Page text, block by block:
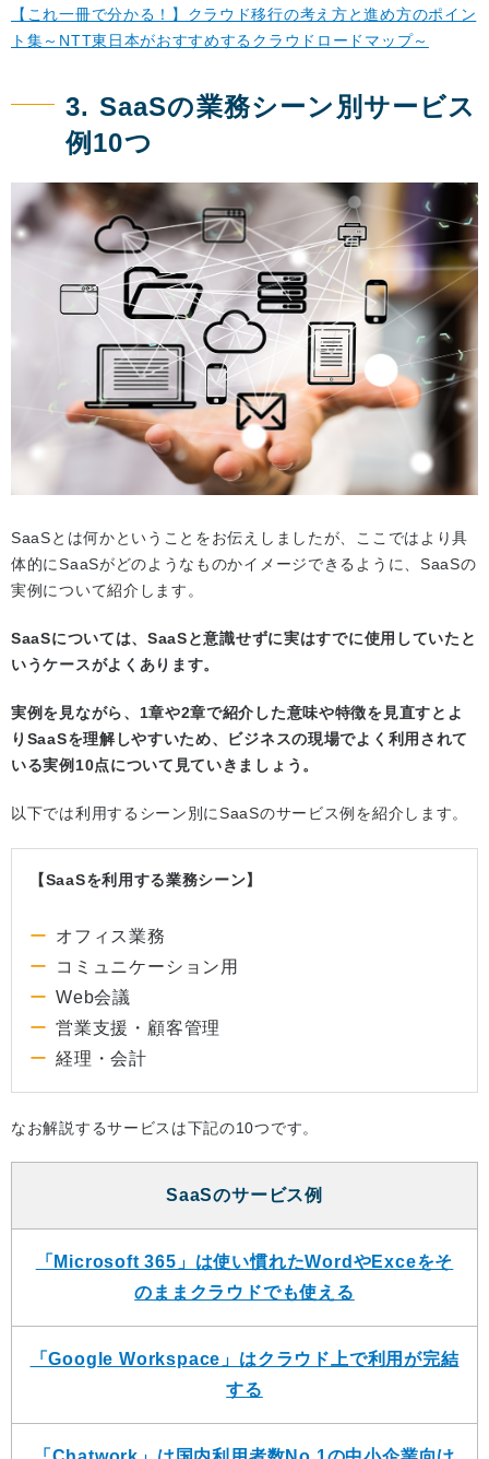
【これ一冊で分かる！】クラウド移行の考え方と進め方のポイン
ト集～NTT東日本がおすすめするクラウドロードマップ～
3. SaaSの業務シーン別サービス
例10つ
SaaSとは何かということをお伝えしましたが、ここではより具
体的にSaaSがどのようなものかイメージできるように、SaaSの
実例について紹介します。
SaaSについては、SaaSと意識せずに実はすでに使用していたと
いうケースがよくあります。
実例を見ながら、1章や2章で紹介した意味や特徴を見直すとよ
りSaaSを理解しやすいため、ビジネスの現場でよく利用されて
いる実例10点について見ていきましょう。
以下では利用するシーン別にSaaSのサービス例を紹介します。
【SaaSを利用する業務シーン】
オフィス業務
コミュニケーション用
Web会議
営業支援・顧客管理
経理・会計
なお解説するサービスは下記の10つです。
SaaSのサービス例
「Microsoft 365」は使い慣れたWordやExceをそ
のままクラウドでも使える
「Google Workspace」はクラウド上で利用が完結
する